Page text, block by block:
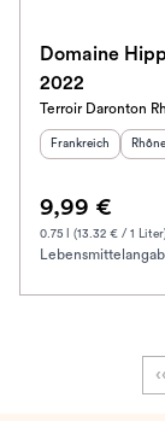
Domaine
2022
Terroir Daronton
Herkunftsland
Frankreich Rhône
9,99 €
0.75 l (13.32 € / 1
‹‹